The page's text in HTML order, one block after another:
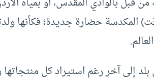
المكدسة حضارة جديدة؛ فكأنها
إلى آخر رغم استيراد كل